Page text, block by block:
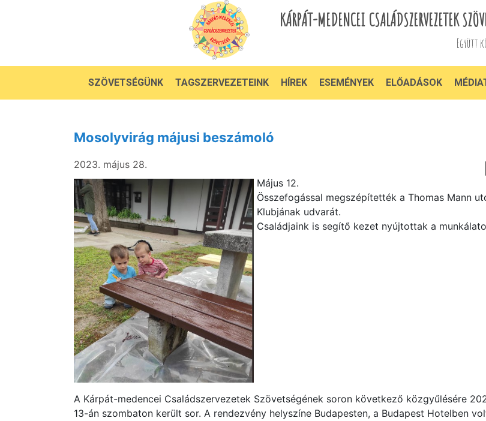
KÁRPÁT-MEDENCEI CSALÁDSZERVEZETEK
Együtt
SZÖVETSÉGÜNK TAGSZERVEZETEINK HÍREK ESEMÉNYEK ELŐADÁSOK
Mosolyvirág májusi beszámoló
2023. május 28.
Május 12.
Összefogással megszépítették a Thomas Mann
Klubjának udvarát.
Családjaink is segítő kezet nyújtottak a
A Kárpát-medencei Családszervezetek Szövetségének soron következő közgyűlésére
13-án szombaton került sor. A rendezvény helyszíne Budapesten, a Budapest Hotelben